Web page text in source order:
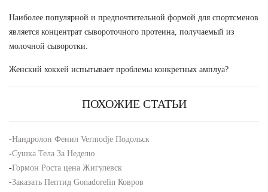
Наиболее популярной и предпочтительной формой для спортсменов
является концентрат сывороточного протеина, получаемый из
молочной сыворотки.
Женский хоккей испытывает проблемы конкретных амплуа?
ПОХОЖИЕ СТАТЬИ
-Нандролон Фенил Vermodje Подольск
-Сушка Тела За Неделю
-Гормон Роста цена Жигулевск
-Заказать Пептид Gonadorelin Ковров